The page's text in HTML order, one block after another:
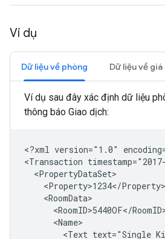
Ví dụ
Dữ liệu về phòng Dữ liệu về giá
Ví dụ sau đây xác định dữ liệu
thông báo Giao dịch:
<?xml version="1.0"
<Transaction
<Text text="Single